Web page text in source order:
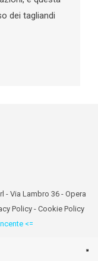
dei tagliandi
- Via Lambro 36 - Opera
Policy - Cookie Policy
<=